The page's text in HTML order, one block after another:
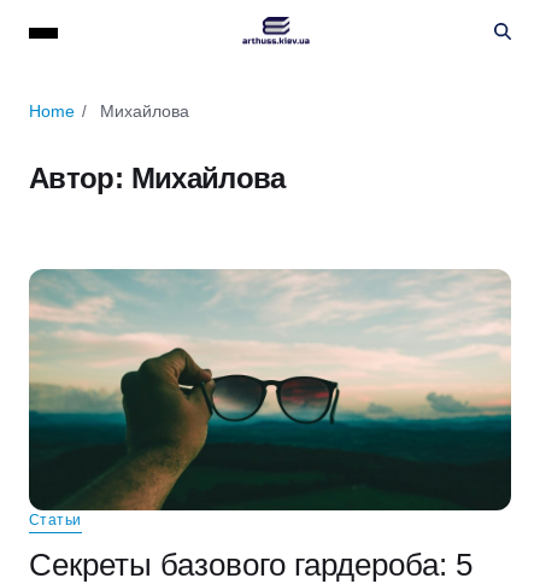
Home Михайлова
Автор: Михайлова
Статьи
Секреты базового гардероба: 5